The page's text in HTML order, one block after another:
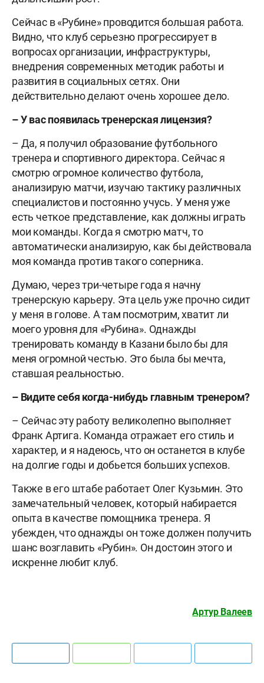
Сейчас в «Рубине» проводится большая работа.
Видно, что клуб серьезно прогрессирует в
вопросах организации, инфраструктуры,
внедрения современных методик работы и
развития в социальных сетях. Они
действительно делают очень хорошее дело.
– У вас появилась тренерская лицензия?
– Да, я получил образование футбольного
тренера и спортивного директора. Сейчас я
смотрю огромное количество футбола,
анализирую матчи, изучаю тактику различных
специалистов и постоянно учусь. У меня уже
есть четкое представление, как должны играть
мои команды. Когда я смотрю матч, то
автоматически анализирую, как бы действовала
моя команда против такого соперника.
Думаю, через три-четыре года я начну
тренерскую карьеру. Эта цель уже прочно сидит
у меня в голове. А там посмотрим, хватит ли
моего уровня для «Рубина». Однажды
тренировать команду в Казани было бы для
меня огромной честью. Это была бы мечта,
ставшая реальностью.
– Видите себя когда-нибудь главным тренером?
– Сейчас эту работу великолепно выполняет
Франк Артига. Команда отражает его стиль и
характер, и я надеюсь, что он останется в клубе
на долгие годы и добьется больших успехов.
Также в его штабе работает Олег Кузьмин. Это
замечательный человек, который набирается
опыта в качестве помощника тренера. Я
убежден, что однажды он тоже должен получить
шанс возглавить «Рубин». Он достоин этого и
искренне любит клуб.
Артур Валеев